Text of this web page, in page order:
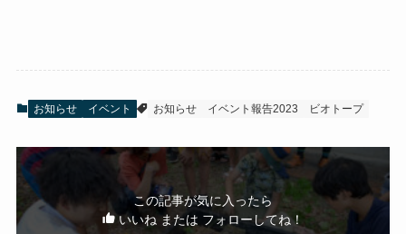
お知らせ イベント お知らせ イベント報告2023 ビオトープ
この記事が気に入ったら
いいね または フォローしてね！